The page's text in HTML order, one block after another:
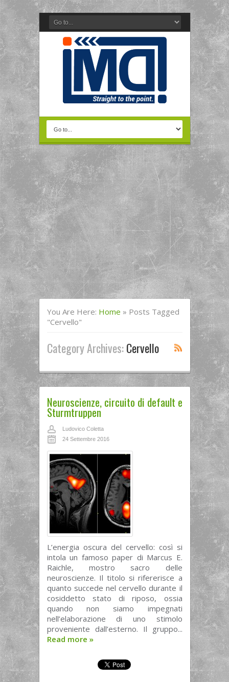
You Are Here: Home » Posts Tagged
"cervello"
Category Archives:Cervello
Neuroscienze, circuito di default e
Sturmtruppen
Ludovico Coletta
24 Settembre 2016
L’energia oscura del cervello: così si
intola un famoso paper di Marcus E.
Raichle, mostro sacro delle
neuroscienze. Il titolo si rifererisce a
quanto succede nel cervello durante il
cosiddetto stato di riposo, ossia
quando non siamo impegnati
nell’elaborazione di uno stimolo
proveniente dall’esterno. Il gruppo...
Read more »